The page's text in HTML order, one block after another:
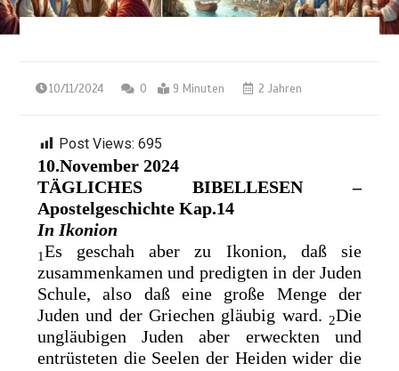
10/11/2024 0 9 Minuten 2 Jahren
Post Views: 695
10.November 2024
TÄGLICHES BIBELLESEN –
Apostelgeschichte Kap.14
In Ikonion
1Es geschah aber zu Ikonion, daß sie
zusammenkamen und predigten in der Juden
Schule, also daß eine große Menge der
Juden und der Griechen gläubig ward. 2Die
ungläubigen Juden aber erweckten und
entrüsteten die Seelen der Heiden wider die